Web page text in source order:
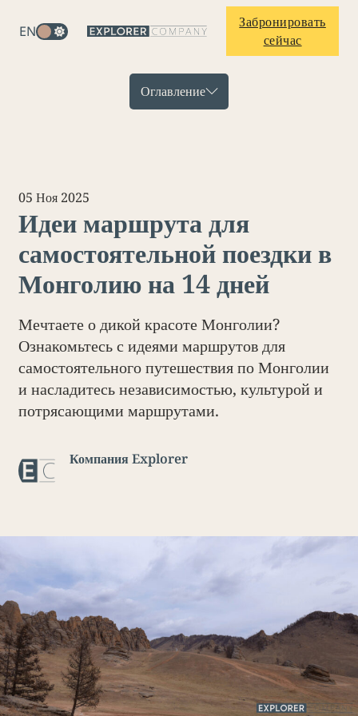
EN
Забронировать
сейчас
Оглавление
Идеи маршрута для
самостоятельной поездки в
Монголию на 14 дней
05 Ноя 2025
Мечтаете о дикой красоте Монголии?
Ознакомьтесь с идеями маршрутов для
самостоятельного путешествия по Монголии
и насладитесь независимостью, культурой и
потрясающими маршрутами.
Компания Explorer